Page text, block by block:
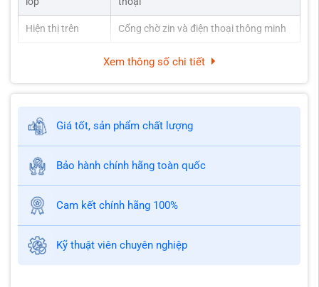
Hiện thị trên Cổng chờ zin và điện thoại thông minh
Xem thông số chi tiết
Giá tốt, sản phẩm chất lượng
Bảo hành chính hãng toàn quốc
Cam kết chính hãng 100%
Kỹ thuật viên chuyên nghiệp